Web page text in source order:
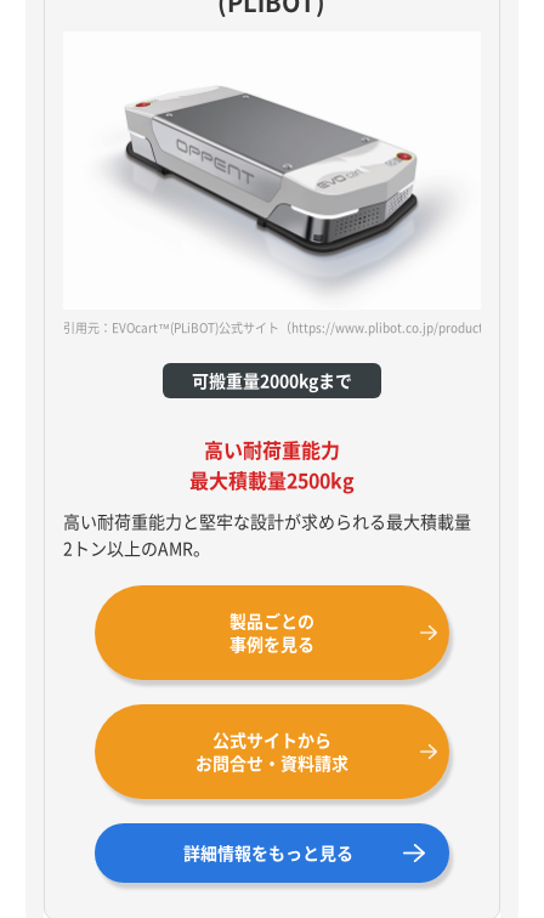
引用元：EVOcart™(PLiBOT)公式サイト （https://www.plibot.co.jp/products/
可搬重量2000kgまで
高い耐荷重能力
最大積載量2500kg
高い耐荷重能力と堅牢な設計が求められる最大積載量
2トン以上のAMR。
製品ごとの
事例を見る
公式サイトから
お問合せ・資料請求
詳細情報をもっと見る